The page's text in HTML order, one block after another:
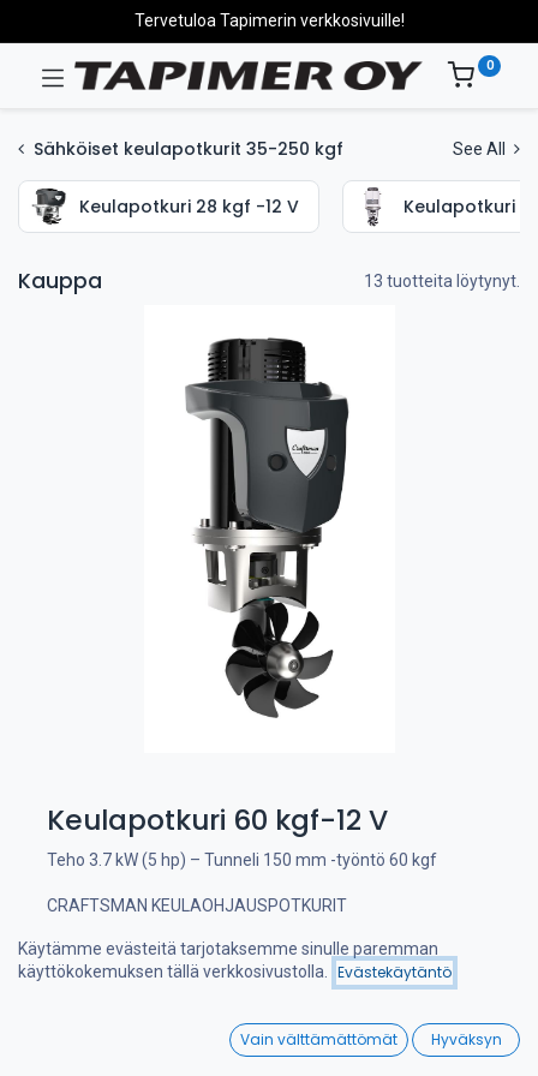
Nimi (A-Ö)
Wishlist
Tervetuloa Tapimerin verkkosivuille!
0
Sähköiset keulapotkurit 35-250 kgf See All
Keulapotkuri 28 kgf -12 V Keulapotkuri
Kauppa 13 tuotteita löytynyt.
Keulapotkuri 60 kgf-12 V
Teho 3.7 kW (5 hp) – Tunneli 150 mm -työntö 60 kgf
CRAFTSMAN KEULAOHJAUSPOTKURIT
Tehokas ja hiljainen keulapotkuri, suunniteltu Hollannissa.
Erikoissuunnitellut 7-lapaiset potkurit antavat erittäin
Käytämme evästeitä tarjotaksemme sinulle paremman
käyttökokemuksen tällä verkkosivustolla.
Evästekäytäntö
Vain välttämättömät Hyväksyn